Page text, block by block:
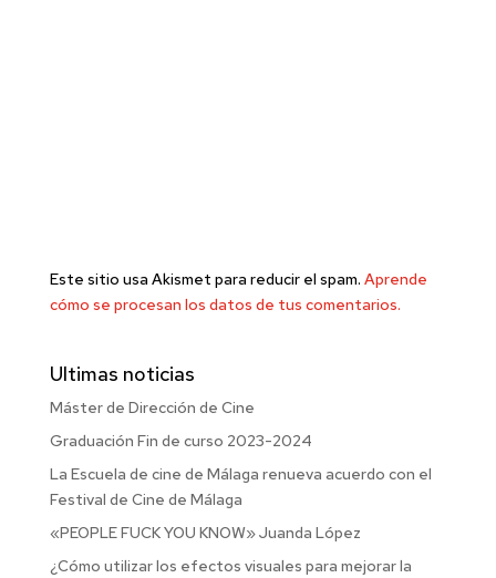
Este sitio usa Akismet para reducir el spam. Aprende
cómo se procesan los datos de tus comentarios.
Ultimas noticias
Máster de Dirección de Cine
Graduación Fin de curso 2023-2024
La Escuela de cine de Málaga renueva acuerdo con el
Festival de Cine de Málaga
«PEOPLE FUCK YOU KNOW» Juanda López
¿Cómo utilizar los efectos visuales para mejorar la